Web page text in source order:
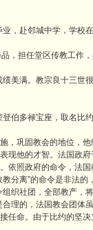
，赴邻城中学，学校
担任堂区传教工作
满。教宗良十三世
伯多禄宝座，取名比
巩固教会的地位，他
现他的才智。法国政
依照政府的命令，法国
分离”的命令是非法的
织社团，全部教产，
理的，法国教会团体
任命。由于比约的坚